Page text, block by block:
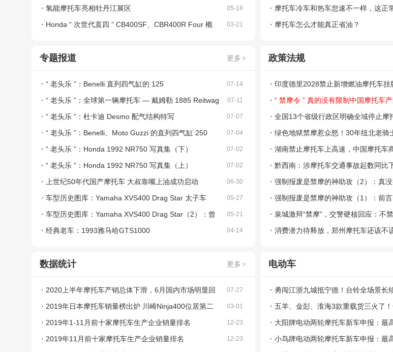
亮相
05-18
氢能摩托车亮相牡丹江展区
03-21
Honda “ 次世代直四 ” CB400SF、CBR400R Four 概
摩托车冷车和热车怠速不一样，这正
摩托车怎么才能真正省油？
更多 >
专题报道
07-14
“ 老头乐 ”：Benelli 直列四气缸的 125
07-11
“ 老头乐 ”：全球第一辆摩托车 — 戴姆勒 1885 Reitwag
en
07-07
“ 老头乐 ”：杜卡迪 Desmo 配气结构特写
07-04
“ 老头乐 ”：Benelli、Moto Guzzi 的直列四气缸 250
07-02
“ 老头乐 ”：Honda 1992 NR750 写真集（下）
07-02
“ 老头乐 ”：Honda 1992 NR750 写真集（上）
06-30
上世纪50年代国产摩托车 大叔靠嘴上油成功启动
05-27
车型历史图库：Yamaha XVS400 Drag Star 太子车
（3）2003 - 2008 第二代
05-21
车型历史图库：Yamaha XVS400 Drag Star（2）：曾
亮相国内的千禧款
04-14
经典老车：1993雅马哈GTS1000
政策法规
印度德里2028禁止新增燃油摩托车挂
“ 禁摩令 ” 真的没有限制中国摩托车
全国13个省级行政区明确全域停止摩
绿色地狱禁摩惹众怒！30年纽北老骑
湖南禁止摩托车上高速，中国摩托车
黔西南：涉摩托车交通事故起数同比
强制报废是禁摩的神助攻（2）：真
影响的规则 ？
强制报废是禁摩的神助攻（1）：前
泉城激辩“禁摩”，交警硬核回应：不
消费潜力待释放，郑州摩托车还该不
更多 >
数据统计
07-27
2020上半年摩托车产销总体下滑，6月国内市场明显回
暖
03-01
2019年日本摩托车销量榜出炉 川崎Ninja400位居第二
12-23
2019年1-11月前十家摩托车生产企业销量排名
12-23
2019年11月前十家摩托车生产企业销量排名
电动车
勇闯江浙九城抵宁德！台铃全场景长
五羊、金彭、淮海3款重载货三火了
能上牌
大阳牌电动两轮摩托车新车申报：最
否抢占短途代步市场？
小鸟牌电动两轮摩托车新车申报：最